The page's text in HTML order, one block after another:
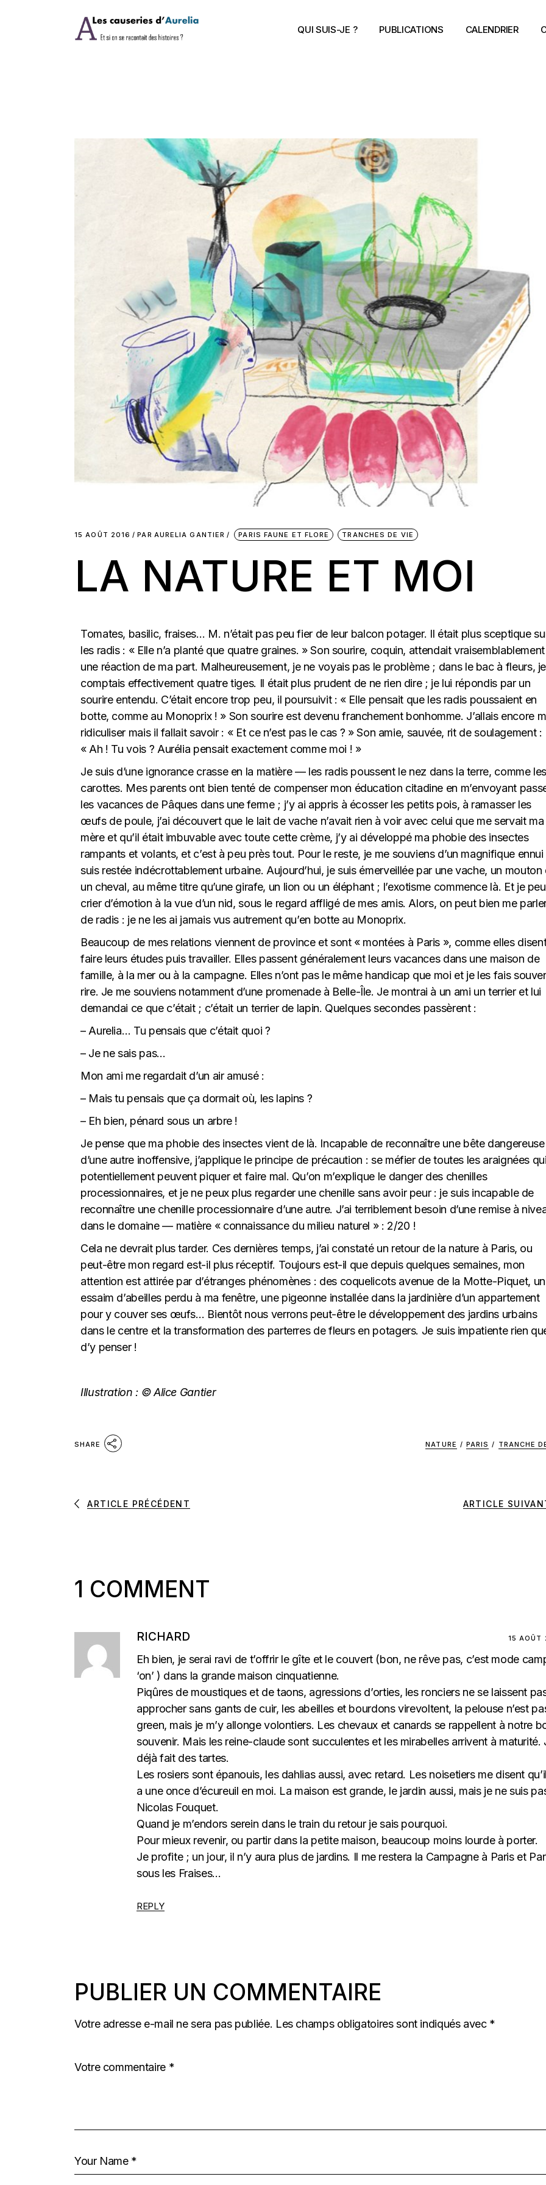
QUI SUIS-JE ? PUBLICATIONS CALENDRIER
15 AOÛT 2016 PAR AURELIA GANTIER PARIS FAUNE ET FLORE TRANCHES DE VIE
LA NATURE ET MOI
Tomates, basilic, fraises… M. n’était pas peu fier de leur balcon potager. Il était plus sceptique
les radis : « Elle n’a planté que quatre graines. » Son sourire, coquin, attendait vraisemblablement
une réaction de ma part. Malheureusement, je ne voyais pas le problème ; dans le bac à fleurs, je
comptais effectivement quatre tiges. Il était plus prudent de ne rien dire ; je lui répondis par un
sourire entendu. C’était encore trop peu, il poursuivit : « Elle pensait que les radis poussaient en
botte, comme au Monoprix ! » Son sourire est devenu franchement bonhomme. J’allais encore
ridiculiser mais il fallait savoir : « Et ce n’est pas le cas ? » Son amie, sauvée, rit de soulagement :
« Ah ! Tu vois ? Aurélia pensait exactement comme moi ! »
Je suis d’une ignorance crasse en la matière — les radis poussent le nez dans la terre, comme les
carottes. Mes parents ont bien tenté de compenser mon éducation citadine en m’envoyant
les vacances de Pâques dans une ferme ; j’y ai appris à écosser les petits pois, à ramasser les
œufs de poule, j’ai découvert que le lait de vache n’avait rien à voir avec celui que me servait ma
mère et qu’il était imbuvable avec toute cette crème, j’y ai développé ma phobie des insectes
rampants et volants, et c’est à peu près tout. Pour le reste, je me souviens d’un magnifique ennui
suis restée indécrottablement urbaine. Aujourd’hui, je suis émerveillée par une vache, un mouton
un cheval, au même titre qu’une girafe, un lion ou un éléphant ; l’exotisme commence là. Et je
crier d’émotion à la vue d’un nid, sous le regard affligé de mes amis. Alors, on peut bien me
de radis : je ne les ai jamais vus autrement qu’en botte au Monoprix.
Beaucoup de mes relations viennent de province et sont « montées à Paris », comme elles
faire leurs études puis travailler. Elles passent généralement leurs vacances dans une maison de
famille, à la mer ou à la campagne. Elles n’ont pas le même handicap que moi et je les fais
rire. Je me souviens notamment d’une promenade à Belle-Île. Je montrai à un ami un terrier et lui
demandai ce que c’était ; c’était un terrier de lapin. Quelques secondes passèrent :
– Aurelia… Tu pensais que c’était quoi ?
– Je ne sais pas…
Mon ami me regardait d’un air amusé :
– Mais tu pensais que ça dormait où, les lapins ?
– Eh bien, pénard sous un arbre !
Je pense que ma phobie des insectes vient de là. Incapable de reconnaître une bête dangereuse
d’une autre inoffensive, j’applique le principe de précaution : se méfier de toutes les araignées qui
potentiellement peuvent piquer et faire mal. Qu’on m’explique le danger des chenilles
processionnaires, et je ne peux plus regarder une chenille sans avoir peur : je suis incapable de
reconnaître une chenille processionnaire d’une autre. J’ai terriblement besoin d’une remise à
dans le domaine — matière « connaissance du milieu naturel » : 2/20 !
Cela ne devrait plus tarder. Ces dernières temps, j’ai constaté un retour de la nature à Paris, ou
peut-être mon regard est-il plus réceptif. Toujours est-il que depuis quelques semaines, mon
attention est attirée par d’étranges phénomènes : des coquelicots avenue de la Motte-Piquet, un
essaim d’abeilles perdu à ma fenêtre, une pigeonne installée dans la jardinière d’un appartement
pour y couver ses œufs… Bientôt nous verrons peut-être le développement des jardins urbains
dans le centre et la transformation des parterres de fleurs en potagers. Je suis impatiente rien
d’y penser !
Illustration : © Alice Gantier
SHARE NATURE / PARIS / TRANCHE
ARTICLE PRÉCÉDENT ARTICLE
1 COMMENT
RICHARD 15 AOÛT
Eh bien, je serai ravi de t’offrir le gîte et le couvert (bon, ne rêve pas, c’est mode
‘on’ ) dans la grande maison cinquatienne.
Piqûres de moustiques et de taons, agressions d’orties, les ronciers ne se laissent
approcher sans gants de cuir, les abeilles et bourdons virevoltent, la pelouse n’est
green, mais je m’y allonge volontiers. Les chevaux et canards se rappellent à notre
souvenir. Mais les reine-claude sont succulentes et les mirabelles arrivent à maturité.
déjà fait des tartes.
Les rosiers sont épanouis, les dahlias aussi, avec retard. Les noisetiers me disent
a une once d’écureuil en moi. La maison est grande, le jardin aussi, mais je ne suis
Nicolas Fouquet.
Quand je m’endors serein dans le train du retour je sais pourquoi.
Pour mieux revenir, ou partir dans la petite maison, beaucoup moins lourde à porter.
Je profite ; un jour, il n’y aura plus de jardins. Il me restera la Campagne à Paris et
sous les Fraises…
REPLY
PUBLIER UN COMMENTAIRE
Votre adresse e-mail ne sera pas publiée. Les champs obligatoires sont indiqués avec *